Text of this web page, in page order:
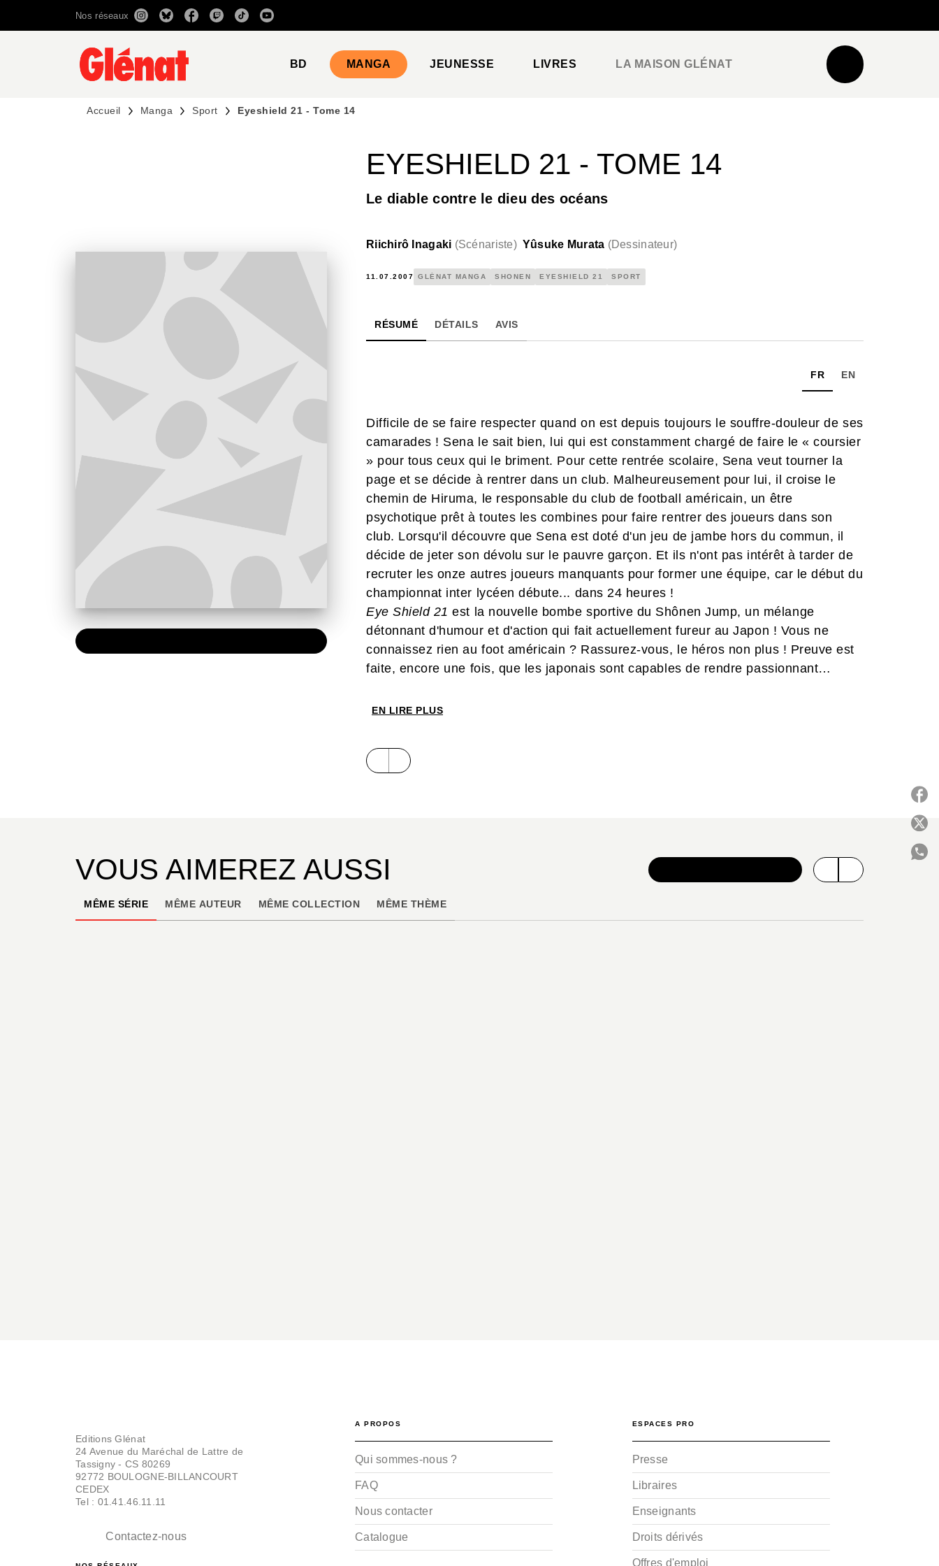
RECHERCHE CONTENU
Nos réseaux
BD MANGA JEUNESSE LIVRES LA MAISON GLÉNAT
Accueil Manga Sport Eyeshield 21 - Tome 14
EYESHIELD 21 - TOME 14
Le diable contre le dieu des océans
Riichirô Inagaki (Scénariste) Yûsuke Murata (Dessinateur)
11.07.2007 GLÉNAT MANGA SHONEN EYESHIELD 21 SPORT
RÉSUMÉ DÉTAILS AVIS
FR EN
Difficile de se faire respecter quand on est depuis toujours le souffre-douleur de ses
camarades ! Sena le sait bien, lui qui est constamment chargé de faire le « coursier
» pour tous ceux qui le briment. Pour cette rentrée scolaire, Sena veut tourner la
page et se décide à rentrer dans un club. Malheureusement pour lui, il croise le
chemin de Hiruma, le responsable du club de football américain, un être
psychotique prêt à toutes les combines pour faire rentrer des joueurs dans son
club. Lorsqu'il découvre que Sena est doté d'un jeu de jambe hors du commun, il
décide de jeter son dévolu sur le pauvre garçon. Et ils n'ont pas intérêt à tarder de
recruter les onze autres joueurs manquants pour former une équipe, car le début du
championnat inter lycéen débute... dans 24 heures !
Eye Shield 21est la nouvelle bombe sportive du Shônen Jump, un mélange
détonnant d'humour et d'action qui fait actuellement fureur au Japon ! Vous ne
connaissez rien au foot américain ? Rassurez-vous, le héros non plus ! Preuve est
faite, encore une fois, que les japonais sont capables de rendre passionnant
EN LIRE PLUS
VOUS AIMEREZ AUSSI
MÊME SÉRIE MÊME AUTEUR MÊME COLLECTION MÊME THÈME
Editions Glénat
24 Avenue du Maréchal de Lattre de
Tassigny - CS 80269
92772 BOULOGNE-BILLANCOURT
CEDEX
Tel : 01.41.46.11.11
Contactez-nous
A PROPOS
Qui sommes-nous ?
FAQ
Nous contacter
Catalogue
ESPACES PRO
Presse
Libraires
Enseignants
Droits dérivés
Offres d'emploi